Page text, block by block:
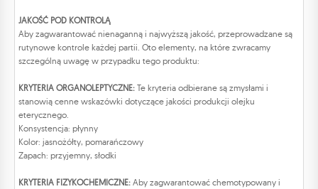
JAKOŚĆ POD KONTROLĄ
Aby zagwarantować nienaganną i najwyższą jakość, przeprowadzane są
rutynowe kontrole każdej partii. Oto elementy, na które zwracamy
szczególną uwagę w przypadku tego produktu:
KRYTERIA ORGANOLEPTYCZNE: Te kryteria odbierane są zmysłami i
stanowią cenne wskazówki dotyczące jakości produkcji olejku
eterycznego.
Konsystencja: płynny
Kolor: jasnożółty, pomarańczowy
Zapach: przyjemny, słodki
KRYTERIA FIZYKOCHEMICZNE: Aby zagwarantować chemotypowany i